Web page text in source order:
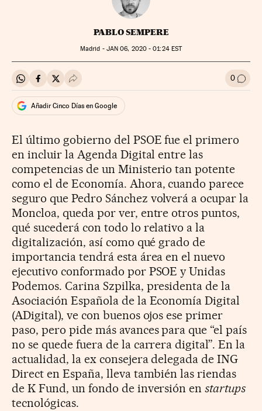
PABLO SEMPERE
Madrid - JAN 06, 2020 - 01:24EST
Compartir en Whatsapp
Compartir en Facebook
Compartir en Twitter
Desplegar Redes Sociales 0 Ir a
Añadir Cinco Días en Google
El último gobierno del PSOE fue el primero
en incluir la Agenda Digital entre las
competencias de un Ministerio tan potente
como el de Economía. Ahora, cuando parece
seguro que Pedro Sánchez volverá a ocupar la
Moncloa, queda por ver, entre otros puntos,
qué sucederá con todo lo relativo a la
digitalización, así como qué grado de
importancia tendrá esta área en el nuevo
ejecutivo conformado por PSOE y Unidas
Podemos. Carina Szpilka, presidenta de la
Asociación Española de la Economía Digital
(ADigital), ve con buenos ojos ese primer
paso, pero pide más avances para que “el país
no se quede fuera de la carrera digital”. En la
actualidad, la ex consejera delegada de ING
Direct en España, lleva también las riendas
de K Fund, un fondo de inversión enstartups
tecnológicas.